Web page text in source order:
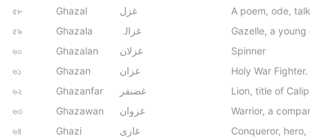
৫৮
Ghazal غزل
A poem, ode,
৫৯
Ghazala غزالہ
Gazelle, a
৬০
Ghazalan غزلان
Spinner
৬১
Ghazan غزان
Holy War Fighter.
৬২
Ghazanfar غضنفر
Lion, title of
৬৩
Ghazawan غزوان
Warrior, a
৬৪
Ghazi غازی Conqueror,